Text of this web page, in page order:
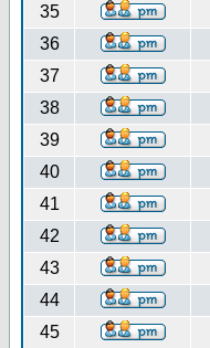
35
36
37
38
39
40
41
42
43
44
45